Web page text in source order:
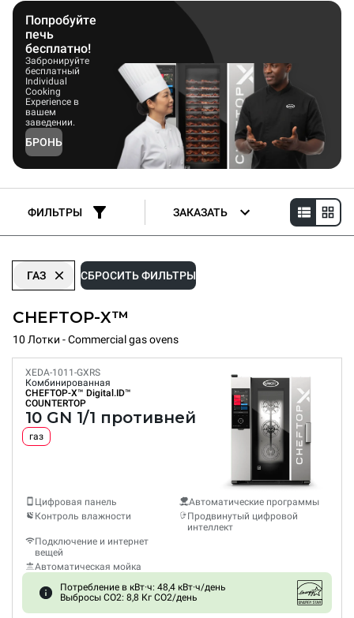
приготовления пищи. Подсчитано, что средняя
Профессиональная газовая печь Unox экономит около 24%
электроэнергии по сравнению с другим кухонным
оборудованием, таким как грили, пароварки или
фритюрницы.
Попробуйте
печь
бесплатно!
Забронируйте
бесплатный
Individual
Cooking
Experience в
вашем
заведении.
БРОНЬ
ФИЛЬТРЫ ЗАКАЗАТЬ
ГАЗ СБРОСИТЬ ФИЛЬТРЫ
CHEFTOP-X™
10 Лотки - Commercial gas ovens
XEDA-1011-GXRS
Комбинированная
CHEFTOP-X™ Digital.ID™
COUNTERTOP
10 GN 1/1 противней
газ
Цифровая панель
Контроль влажности
Подключение и интернет
вещей
Автоматическая мойка
Автоматические программы
Продвинутый цифровой
интеллект
Потребление в кВт·ч: 48,4 кВт·ч/день
Выбросы CO2: 8,8 Кг CO2/день